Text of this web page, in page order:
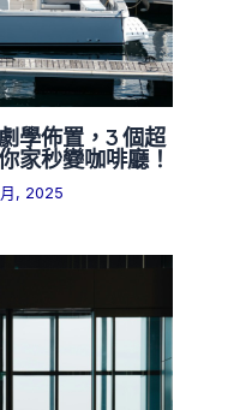
學佈置，3 個超
家秒變咖啡廳！
, 2025